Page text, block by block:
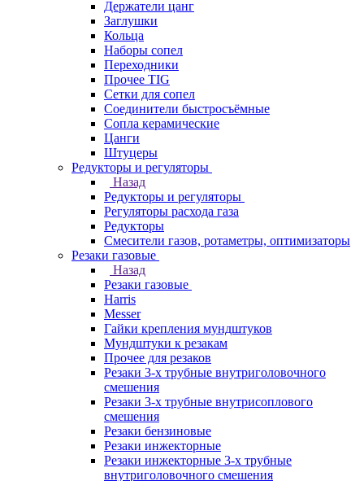
Держатели цанг
Заглушки
Кольца
Наборы сопел
Переходники
Прочее TIG
Сетки для сопел
Соединители быстросъёмные
Сопла керамические
Цанги
Штуцеры
Редукторы и регуляторы
Назад
Редукторы и регуляторы
Регуляторы расхода газа
Редукторы
Смесители газов, ротаметры, оптимизаторы
Резаки газовые
Назад
Резаки газовые
Harris
Messer
Гайки крепления мундштуков
Мундштуки к резакам
Прочее для резаков
Резаки 3-х трубные внутриголовочного
смешения
Резаки 3-х трубные внутрисоплового
смешения
Резаки бензиновые
Резаки инжекторные
Резаки инжекторные 3-х трубные
внутриголовочного смешения